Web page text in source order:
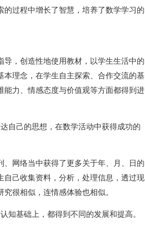
过程中增长了智慧，培养了数学学习的
，创造性地使用教材，以学生生活中的
理念，在学生自主探索、合作交流的基
力、情感态度与价值观等方面都得到进
自己的思想，在数学活动中获得成功的
网络当中获得了更多关于年、月、日的
己收集资料，分析，处理信息，透过现
很相似，连情感体验也相似。
基础上，都得到不同的发展和提高。